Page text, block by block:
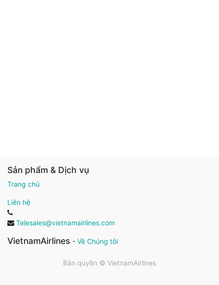
Sản phẩm & Dịch vụ
Trang chủ
Liên hệ
Telesales@vietnamairlines.com
VietnamAirlines - Về Chúng tôi
Bản quyền © VietnamAirlines